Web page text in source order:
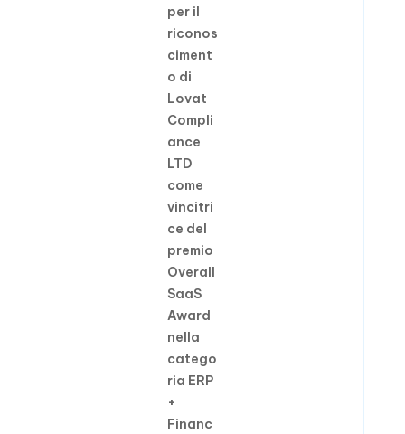
per il
riconos
ciment
o di
Lovat
Compli
ance
LTD
come
vincitri
ce del
premio
Overall
SaaS
Award
nella
catego
ria ERP
+
Financ